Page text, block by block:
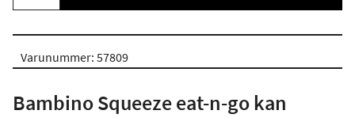
Varunummer: 57809
Bambino Squeeze eat-n-go kan